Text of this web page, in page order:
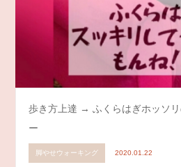
歩き方上達 → ふくらはぎホッソリ
ー
脚やせウォーキング 2020.01.22